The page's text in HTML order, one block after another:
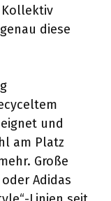
Kollektiv
diese
und
am Platz
Große
Adidas